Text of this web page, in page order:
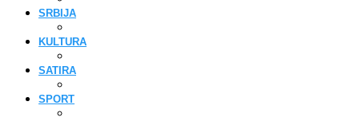
SRBIJA
KULTURA
SATIRA
SPORT